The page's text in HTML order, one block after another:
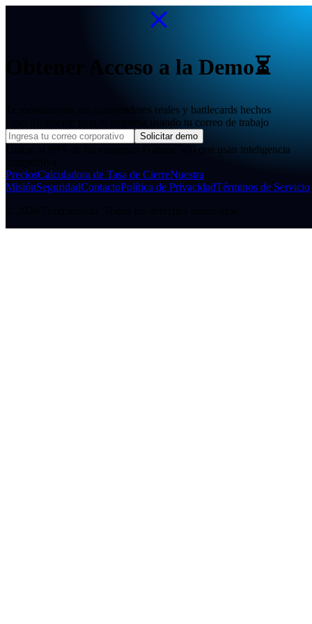
Obtener Acceso a la Demo⏳
Te mostraremos tus competidores reales y battlecards hechos
especificamente para tu empresa usando tu correo de trabajo
Solicitar demo
Unirse al 90% de las empresas Fortune 500 que usan inteligencia
PreciosCalculadora de Tasa de CierreNuestra
MisiónSeguridadContactoPolítica de PrivacidadTérminos de Servicio